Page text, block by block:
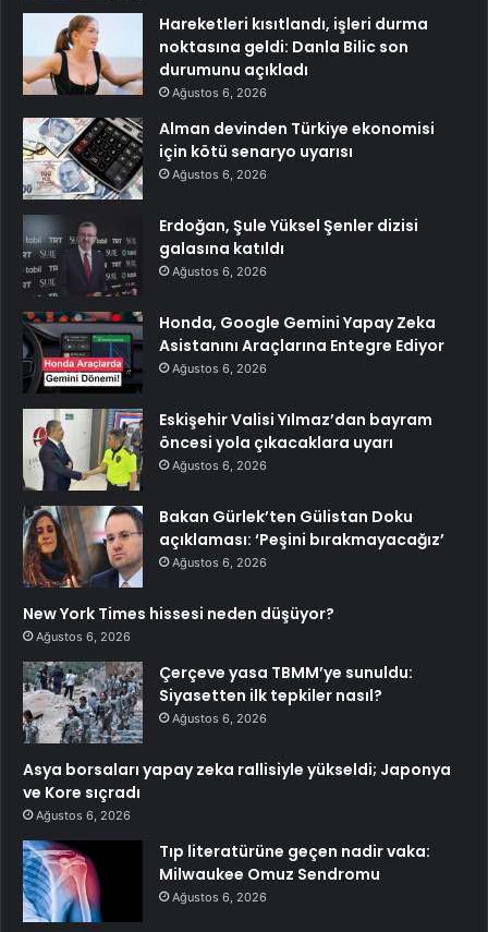
Hareketleri kısıtlandı, işleri durma
noktasına geldi: Danla Bilic son
durumunu açıkladı
Ağustos 6, 2026
Alman devinden Türkiye ekonomisi
için kötü senaryo uyarısı
Ağustos 6, 2026
Erdoğan, Şule Yüksel Şenler dizisi
galasına katıldı
Ağustos 6, 2026
Honda, Google Gemini Yapay Zeka
Asistanını Araçlarına Entegre Ediyor
Ağustos 6, 2026
Eskişehir Valisi Yılmaz’dan bayram
öncesi yola çıkacaklara uyarı
Ağustos 6, 2026
Bakan Gürlek’ten Gülistan Doku
açıklaması: ‘Peşini bırakmayacağız’
Ağustos 6, 2026
New York Times hissesi neden düşüyor?
Ağustos 6, 2026
Çerçeve yasa TBMM’ye sunuldu:
Siyasetten ilk tepkiler nasıl?
Ağustos 6, 2026
Asya borsaları yapay zeka rallisiyle yükseldi; Japonya
ve Kore sıçradı
Ağustos 6, 2026
Tıp literatürüne geçen nadir vaka:
Milwaukee Omuz Sendromu
Ağustos 6, 2026